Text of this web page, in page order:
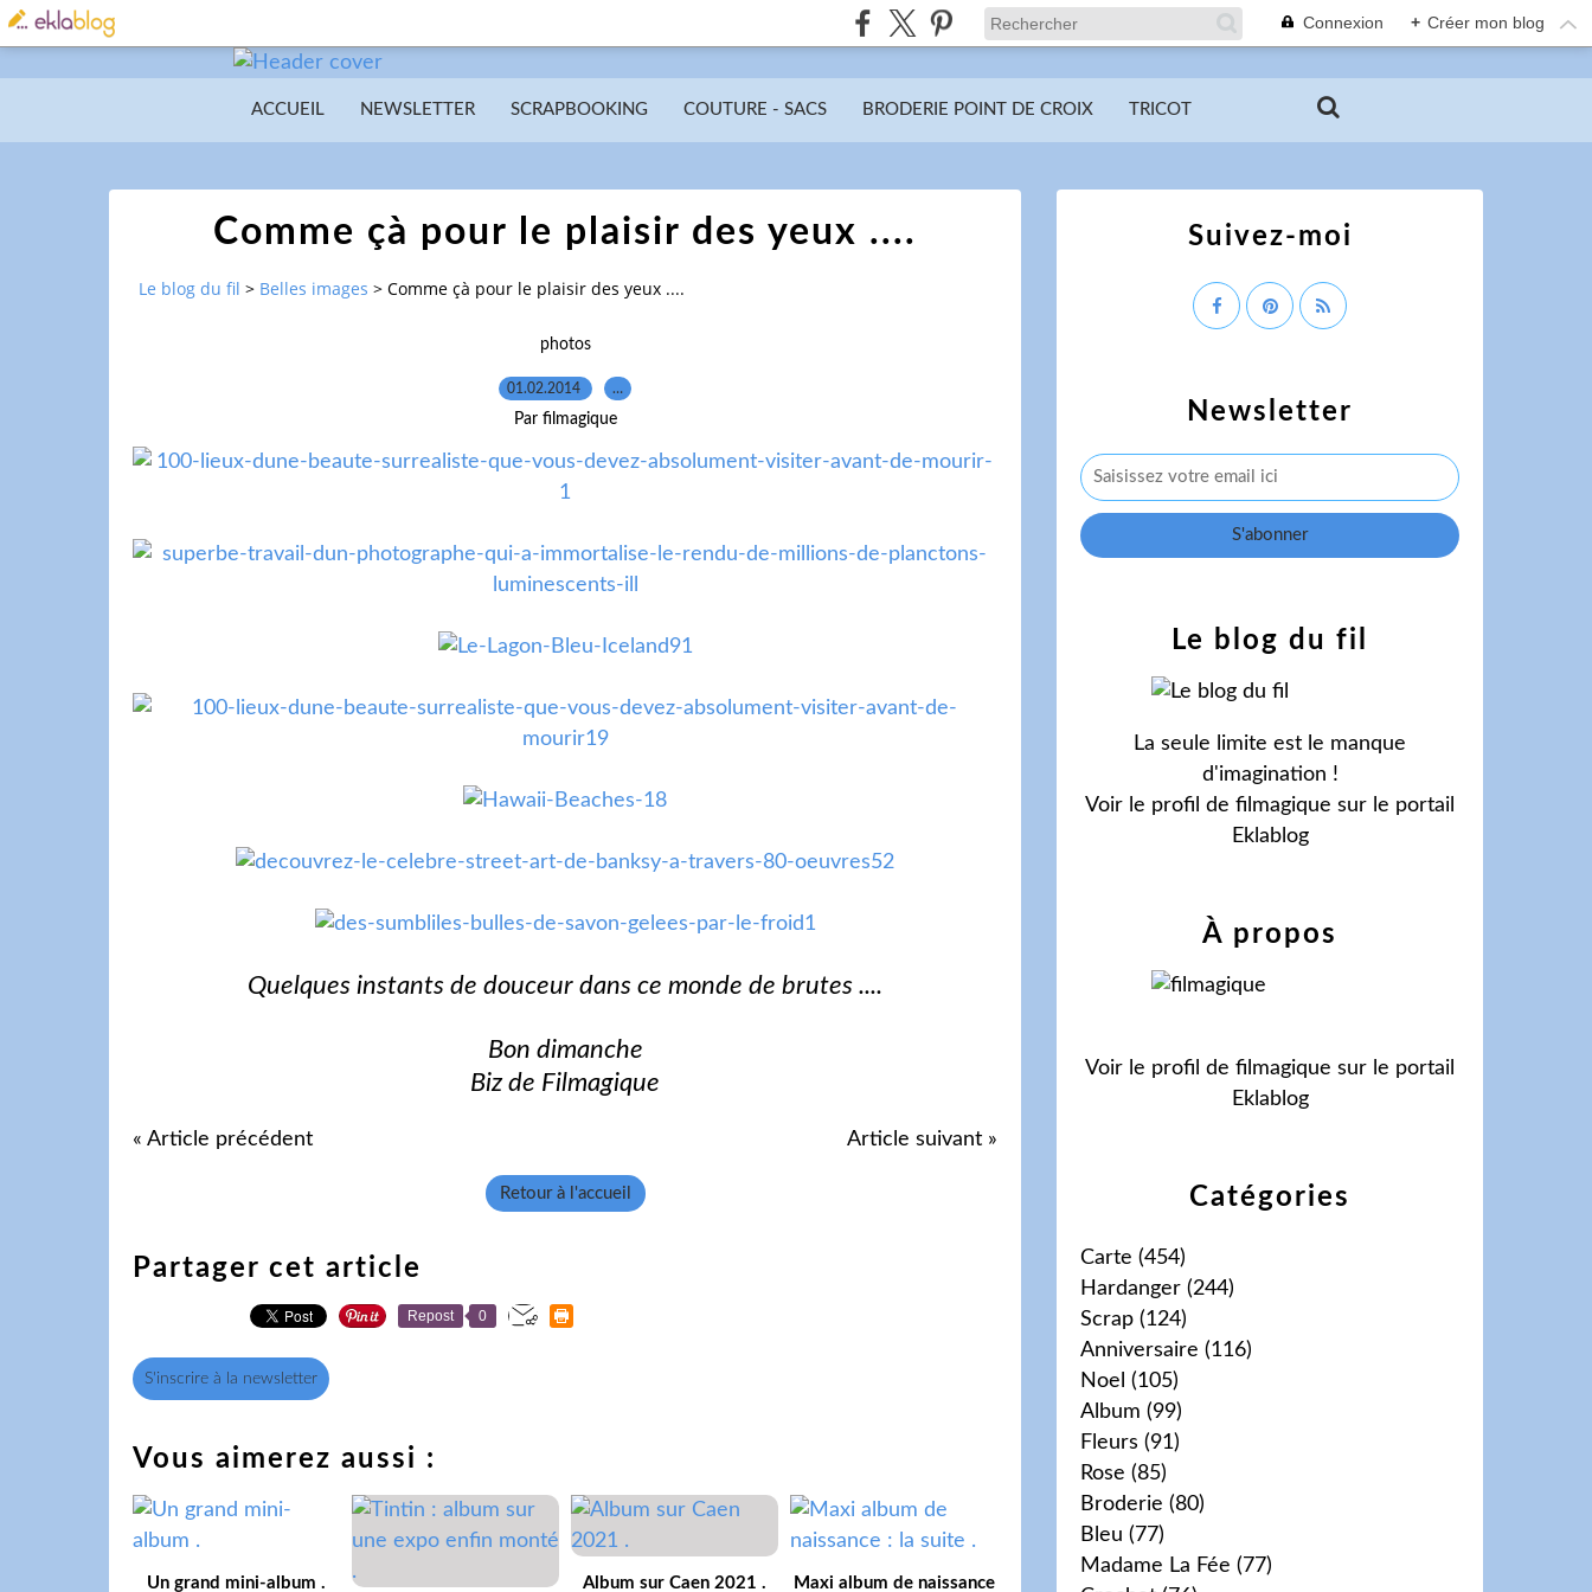
Connexion + Créer mon blog
ACCUEIL NEWSLETTER SCRAPBOOKING COUTURE - SACS BRODERIE POINT DE CROIX TRICOT
Comme çà pour le plaisir des yeux ....
Le blog du fil > Belles images > Comme çà pour le plaisir des yeux ....
photos
01.02.2014 …
Par filmagique
Quelques instants de douceur dans ce monde de brutes ....
Bon dimanche
Biz de Filmagique
« Article précédent Article suivant »
Retour à l'accueil
Partager cet article
Repost 0
S'inscrire à la newsletter
Vous aimerez aussi :
Un grand mini-album .
Album sur Caen 2021 .
Maxi album de naissance
Newsletter
Catégories
Carte (454)
Hardanger (244)
Scrap (124)
Anniversaire (116)
Noel (105)
Album (99)
Fleurs (91)
Rose (85)
Broderie (80)
Bleu (77)
Madame La Fée (77)
Le blog du fil
La seule limite est le manque
d'imagination !
Voir le profil de filmagique sur le portail
Eklablog
Suivez-moi
À propos
Voir le profil de filmagique sur le portail
Eklablog